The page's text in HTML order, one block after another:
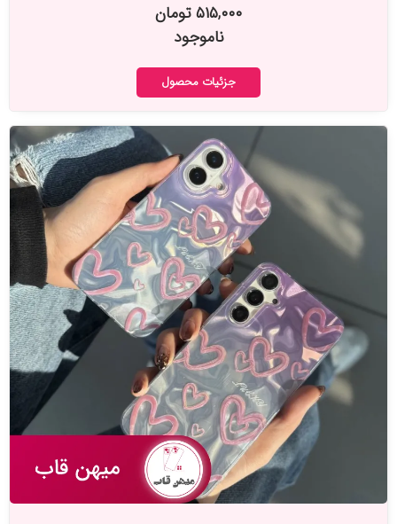
۵۱۵,۰۰۰ تومان
ناموجود
جزئیات محصول